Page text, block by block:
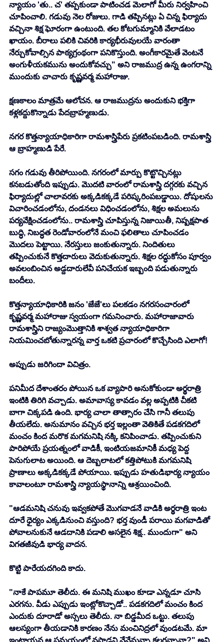
న్యాయం 'తు.. చ' తప్పకుండా పాటించడ మెలాగో మీరు నిర్వహించి
చూపించాలి. గడువు నెల రోజులు. గాడి తప్పినట్లు ఏ చిన్న ఫిర్యాదు
వచ్చినా శిక్ష ఘోరంగా ఉంటుంది. తల కోటగుమ్మానికి వేలాడటం
ఖాయం. బీరాలు పలికి చివరికి కార్యభీరువులయే వారంతా
నేర్చుకోవాల్సిన పాఠ్యగ్రంథంగా పనికొస్తుంది. అంగీకారమైతే వెంటనే
అంగుళీయకమును అందుకోవచ్చు" అని రాజముద్ర ఉన్న ఉంగరాన్ని
ముందుకు చాచారు కృష్ణవర్మ మహారాజు.
క్షణకాలం మాత్రమే ఆలోచన. ఆ రాజముద్రను అందుకుని భక్తిగా
కళ్లకద్దుకొన్నాడు పేదబ్రాహ్మణుడు.
నగర కొత్తన్యాయాధికారిగా రామశాస్త్రిపేరు ప్రకటింపబడింది. రామశాస్త్రి
ఆ బ్రాహ్మణుడి పేరే.
సగం గడువు తీరిపోయింది. నగరంలో మార్పు కొట్టొచ్చినట్లు
కనబడుతోంది ఇప్పుడు. మొదటి వారంలో రామశాస్త్రి దగ్గరకు వచ్చిన
ఫిర్యాదుల్లో చాలావరకు అక్కడికక్కడే పరిష్కరింపబడ్డాయి. దోషులను
విచారించడంలోను, దండనలు విధించడంలోను, శిక్షల అమలును
పర్యవేక్షించడంలోను.. రామశాస్త్రి చూపిస్తున్న నిజాయితీ, నిష్పక్షపాత
బుద్ధి, నిబద్ధత రెండోవారంలోనే మంచి ఫలితాలు చూపించడం
మొదలు పెట్టాయి. నేరస్తులు జంకుతున్నారు. నిందితులు
తప్పించుకునే కొత్తదారులు వెదుకుతున్నారు. శిక్షల రద్ధుకోసం పూర్వం
అవలంబించిన అడ్దదారులేవీ పనిచేయక ఇబ్బంది పడుతున్నారు
బందీలు.
కొత్తన్యాయాధికారికి జనం 'జేజే'లు పలకడం నగరసంచారంలో
కృష్ణవర్మ మహారాజు స్వయంగా గమనించారు. మహారాజావారు
రామశాస్త్రిని రాజ్యంమొత్తానికి శాశ్వత న్యాయాధికారిగా
నియమించబోతున్నారన్న వార్త ఒకటి ప్రచారంలో కొచ్చేసింది ఎలాగో!
అప్పుడు జరిగిందా విచిత్రం.
పనిమీద దేశాంతరం పోయిన ఒక వ్యాపారి అనుకోకుండా అర్థరాత్రి
ఇంటికి తిరిగి వచ్చాడు. అమావాస్య కావడం వల్ల అప్పటికి చీకటి
బాగా చిక్కపడి ఉంది. భార్య చాలా తాత్సారం చేసి గానీ తలుపు
తీయలేదు. అనుమానం వచ్చిన భర్త ఇల్లంతా వెతికితే పడకగదిలో
మంచం కింద మరొక మగమనిషి నక్కి కనిపించాడు. తప్పించుకుని
పారిపోయే ప్రయత్నంలో వాడికీ, ఇంటియజమానికీ మధ్య పెద్ద
పెనుగులాట అయింది. ఆ దెబ్బలాటలో కత్తిపోటుకి మగమనిషి
ప్రాణాలు అక్కడికక్కడే పోయాయి. ఇప్పుడు హతుడిభార్య న్యాయం
కావాలంటూ రామశాస్త్రి న్యాయస్థానాన్ని ఆశ్రయించింది.
"ఆడమనిషి చనువు ఇవ్వకపోతే మొగవాడనే వాడికి అర్థరాత్రి ఇంట
దూరే ధైర్యం ఎక్కడినుంచి వస్తుంది? భర్త వుండీ పరాయి మగవాడితో
పోవాలనుకునే ఆడదానికి పడాలి అసలైన శిక్ష.. ముందుగా" అని
విగతజీవుడి భార్య వాదన.
కొట్టి పారేయదగింది కాదు.
"నాకే పాపమూ తెలీదు. ఈ మనిషి ముఖం కూడా ఎన్నడూ చూసి
ఎరగను. వీడు ఎప్పుడు ఇంట్లోకొచ్చాడో.. పడకగదిలో మంచం కింద
ఎందుకు దూరాడో అస్సలు తెలీదు. నా బిడ్డమీద ఒట్టు. తలుపు
ఆలస్యంగా తీయడానికి కారణం నేను మంచినిద్రలో వుండటమే. మా
ఇంటాయన ఆ సమయంలో వస్తాడని నేనేమన్నా కలగన్నానా?" అని